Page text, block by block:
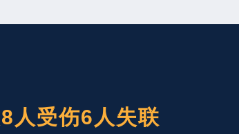
人受伤6人失联